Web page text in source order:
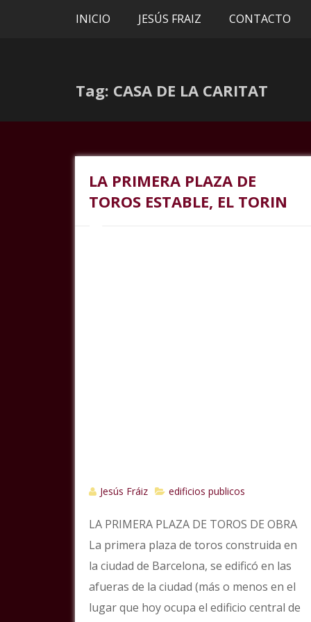
INICIO JESÚS FRAIZ CONTACTO
Tag: CASA DE LA CARITAT
LA PRIMERA PLAZA DE
TOROS ESTABLE, EL TORIN
Jesús Fráiz edificios publicos
LA PRIMERA PLAZA DE TOROS DE OBRA
La primera plaza de toros construida en
la ciudad de Barcelona, se edificó en las
afueras de la ciudad (más o menos en el
lugar que hoy ocupa el edificio central de